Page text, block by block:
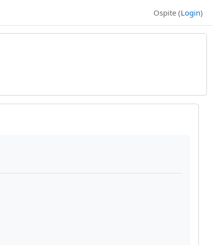
Ospite (Login)